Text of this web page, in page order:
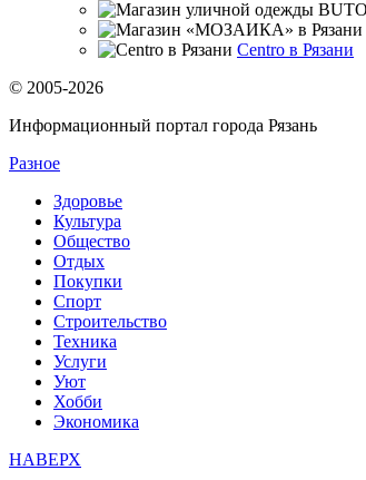
Centro в Рязани
© 2005-2026
Информационный портал города Рязань
Разное
Здоровье
Культура
Общество
Отдых
Покупки
Спорт
Строительство
Техника
Услуги
Уют
Хобби
Экономика
НАВЕРХ